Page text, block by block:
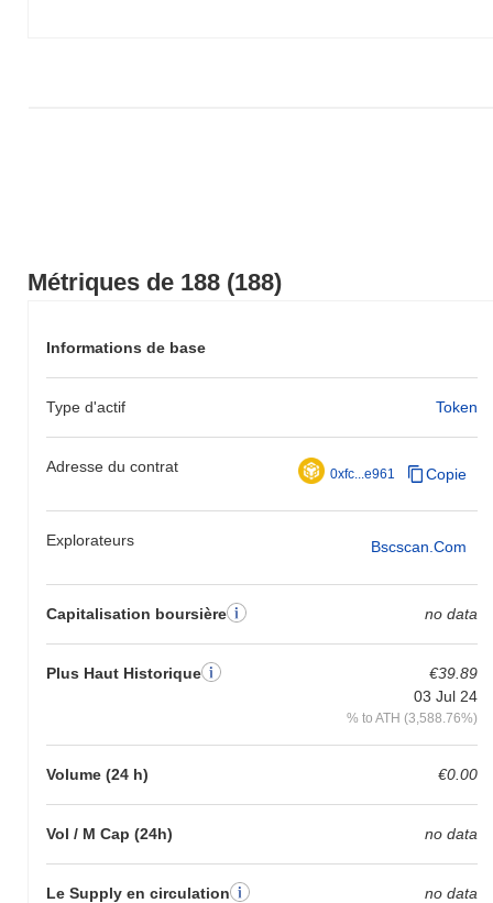
Métriques de 188 (188)
Informations de base
Type d'actif Token
Adresse du contrat 0xfc...e961 Copie
Explorateurs Bscscan.com
Capitalisation boursière no data
Plus Haut Historique
€39.89
03 Jul 24
% to ATH (3,588.76%)
Volume (24 h) €0.00
Vol / M Cap (24h) no data
Le Supply en circulation
no data